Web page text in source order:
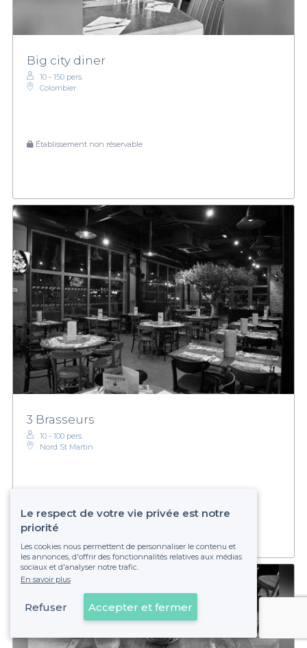
Big city diner
10 - 150 pers.
Colombier
Établissement non réservable
3 Brasseurs
10 - 100 pers.
Nord St Martin
Voir sur la carte
Le respect de votre vie privée est notre
priorité
Les cookies nous permettent de personnaliser le contenu et
les annonces, d'offrir des fonctionnalités relatives aux médias
sociaux et d'analyser notre trafic.
En savoir plus
Refuser Accepter et fermer